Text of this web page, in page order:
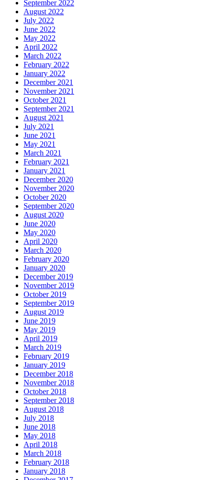
September 2022
August 2022
July 2022
June 2022
May 2022
April 2022
March 2022
February 2022
January 2022
December 2021
November 2021
October 2021
September 2021
August 2021
July 2021
June 2021
May 2021
March 2021
February 2021
January 2021
December 2020
November 2020
October 2020
September 2020
August 2020
June 2020
May 2020
April 2020
March 2020
February 2020
January 2020
December 2019
November 2019
October 2019
September 2019
August 2019
June 2019
May 2019
April 2019
March 2019
February 2019
January 2019
December 2018
November 2018
October 2018
September 2018
August 2018
July 2018
June 2018
May 2018
April 2018
March 2018
February 2018
January 2018